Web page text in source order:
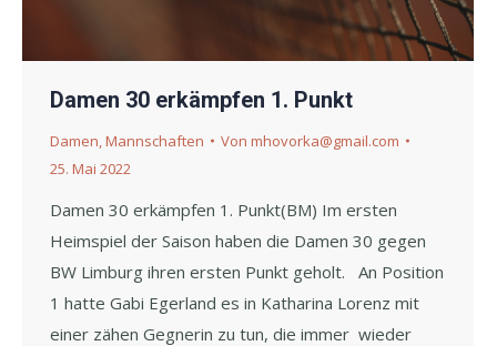
Damen 30 erkämpfen 1. Punkt
Damen,Mannschaften Von mhovorka@gmail.com
25. Mai 2022
Damen 30 erkämpfen 1. Punkt(BM) Im ersten
Heimspiel der Saison haben die Damen 30 gegen
BW Limburg ihren ersten Punkt geholt. An Position
1 hatte Gabi Egerland es in Katharina Lorenz mit
einer zähen Gegnerin zu tun, die immer wieder